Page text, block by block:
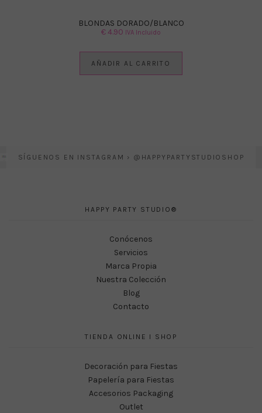
BLONDAS DORADO/BLANCO
€4.90 IVA Incluido
AÑADIR AL CARRITO
SÍGUENOS EN INSTAGRAM › @HAPPYPARTYSTUDIOSHOP
HAPPY PARTY STUDIO®
Conócenos
Servicios
Marca Propia
Nuestra Colección
Blog
Contacto
TIENDA ONLINE I SHOP
Decoración para Fiestas
Papelería para Fiestas
Accesorios Packaging
Outlet